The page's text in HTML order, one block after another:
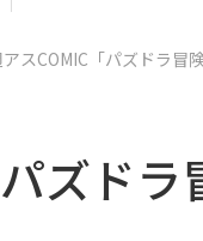
スCOMIC「パズドラ
ズド